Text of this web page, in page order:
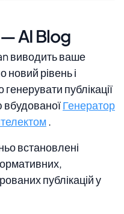
AI Blog
виводить ваше
рівень і
публікації
вбудованоїГенератор
.
встановлені
публікацій у